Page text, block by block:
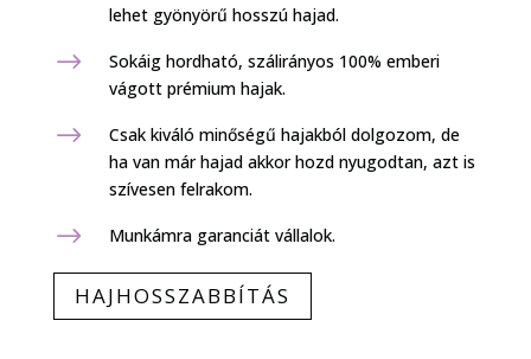
lehet gyönyörű hosszú hajad.
$
Sokáig hordható, szálirányos 100% emberi
vágott prémium hajak.
$
Csak kiváló minőségű hajakból dolgozom, de
ha van már hajad akkor hozd nyugodtan, azt is
szívesen felrakom.
$ Munkámra garanciát vállalok.
HAJHOSSZABBÍTÁS